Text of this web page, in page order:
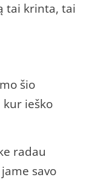
tai krinta, tai
šio
ieško
radau
savo